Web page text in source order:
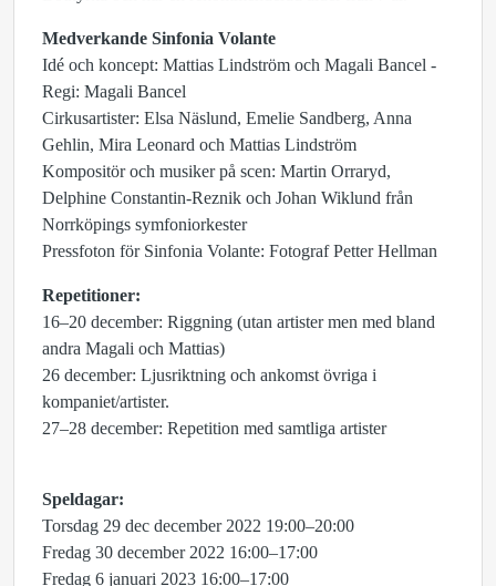
Medverkande Sinfonia Volante
Idé och koncept: Mattias Lindström och Magali Bancel -
Regi: Magali Bancel
Cirkusartister: Elsa Näslund, Emelie Sandberg, Anna
Gehlin, Mira Leonard och Mattias Lindström
Kompositör och musiker på scen: Martin Orraryd,
Delphine Constantin-Reznik och Johan Wiklund från
Norrköpings symfoniorkester
Pressfoton för Sinfonia Volante: Fotograf Petter Hellman
Repetitioner:
16–20 december: Riggning (utan artister men med bland
andra Magali och Mattias)
26 december: Ljusriktning och ankomst övriga i
kompaniet/artister.
27–28 december: Repetition med samtliga artister
Speldagar:
Torsdag 29 dec december 2022 19:00–20:00
Fredag 30 december 2022 16:00–17:00
Fredag 6 januari 2023 16:00–17:00